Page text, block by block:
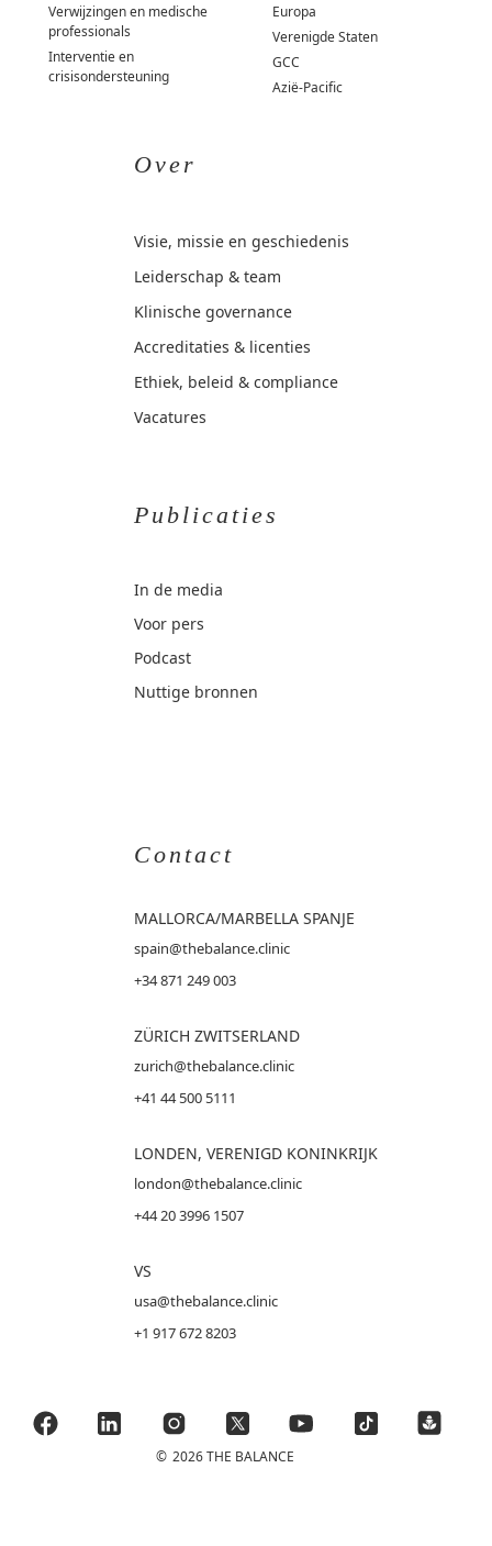
Verwijzingen en medische
professionals
Interventie en
crisisondersteuning
Europa
Verenigde Staten
GCC
Azië-Pacific
Over
Visie, missie en geschiedenis
Leiderschap & team
Klinische governance
Accreditaties & licenties
Ethiek, beleid & compliance
Vacatures
Publicaties
In de media
Voor pers
Podcast
Nuttige bronnen
Contact
MALLORCA/MARBELLA SPANJE
spain@thebalance.clinic
+34 871 249 003
ZÜRICH ZWITSERLAND
zurich@thebalance.clinic
+41 44 500 5111
LONDEN, VERENIGD KONINKRIJK
london@thebalance.clinic
+44 20 3996 1507
VS
usa@thebalance.clinic
+1 917 672 8203
© 2026 THE BALANCE